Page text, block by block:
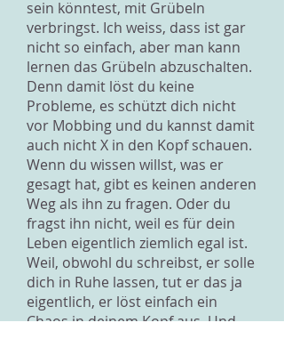
sein könntest, mit Grübeln
verbringst. Ich weiss, dass ist gar
nicht so einfach, aber man kann
lernen das Grübeln abzuschalten.
Denn damit löst du keine
Probleme, es schützt dich nicht
vor Mobbing und du kannst damit
auch nicht X in den Kopf schauen.
Wenn du wissen willst, was er
gesagt hat, gibt es keinen anderen
Weg als ihn zu fragen. Oder du
fragst ihn nicht, weil es für dein
Leben eigentlich ziemlich egal ist.
Weil, obwohl du schreibst, er solle
dich in Ruhe lassen, tut er das ja
eigentlich, er löst einfach ein
Chaos in deinem Kopf aus. Und